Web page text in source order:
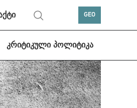
GEO
კრიტიკული პოლიტიკა